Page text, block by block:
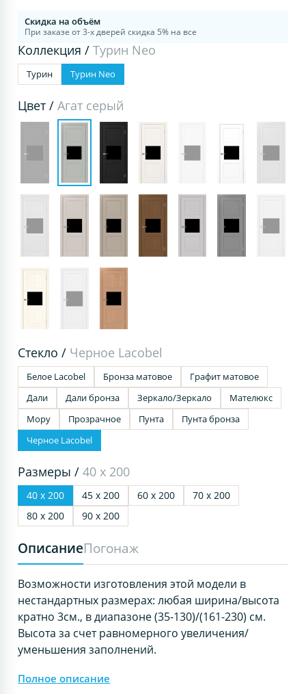
Скидка на объём
При заказе от 3-х дверей скидка 5% на все
Коллекция /Турин Neo
Турин Турин Neo
Цвет /Агат серый
Стекло / Черное Lacobel
Белое Lacobel Бронза матовое
Графит матовое
Дали
Дали бронза Зеркало/Зеркало
Мателюкс
Мору
Прозрачное Пунта
Пунта бронза
Черное Lacobel
Размеры /40 х 200
40 х 200 45 х 200 60 х 200
70 х 200
80 х 200
90 х 200
ОписаниеПогонаж
Возможности изготовления этой модели в
нестандартных размерах: любая ширина/высота
кратно 3см., в диапазоне (35-130)/(161-230) см.
Высота за счет равномерного увеличения/
уменьшения заполнений.
Полное описание